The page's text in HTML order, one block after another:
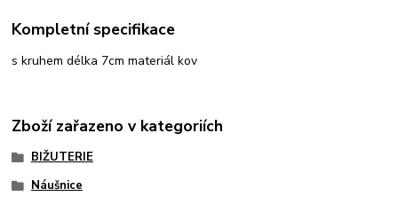
Kompletní specifikace
s kruhem délka 7cm materiál kov
Zboží zařazeno v kategoriích
BIŽUTERIE
Náušnice